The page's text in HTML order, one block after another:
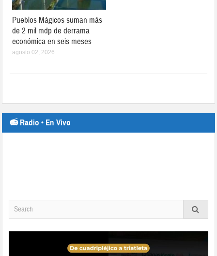
Pueblos Mágicos suman más
de 2 mil mdp de derrama
económica en seis meses
agosto 02, 2026
📻 Radio • En Vivo